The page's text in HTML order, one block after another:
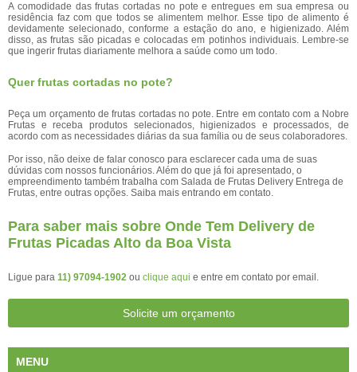
A comodidade das frutas cortadas no pote e entregues em sua empresa ou
residência faz com que todos se alimentem melhor. Esse tipo de alimento é
devidamente selecionado, conforme a estação do ano, e higienizado. Além
disso, as frutas são picadas e colocadas em potinhos individuais. Lembre-se
que ingerir frutas diariamente melhora a saúde como um todo.
Quer frutas cortadas no pote?
Peça um orçamento de frutas cortadas no pote. Entre em contato com a Nobre
Frutas e receba produtos selecionados, higienizados e processados, de
acordo com as necessidades diárias da sua família ou de seus colaboradores.
Por isso, não deixe de falar conosco para esclarecer cada uma de suas
dúvidas com nossos funcionários. Além do que já foi apresentado, o
empreendimento também trabalha com Salada de Frutas Delivery Entrega de
Frutas, entre outras opções. Saiba mais entrando em contato.
Para saber mais sobre Onde Tem Delivery de
Frutas Picadas Alto da Boa Vista
Ligue para 11) 97094-1902 ou clique aqui e entre em contato por email.
Solicite um orçamento
MENU